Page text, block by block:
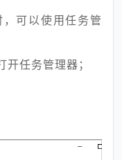
可以使用任务管
任务管理器；